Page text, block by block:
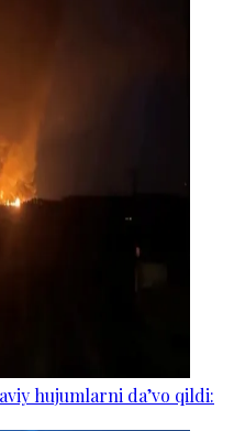
hujumlarni da’vo qildi: